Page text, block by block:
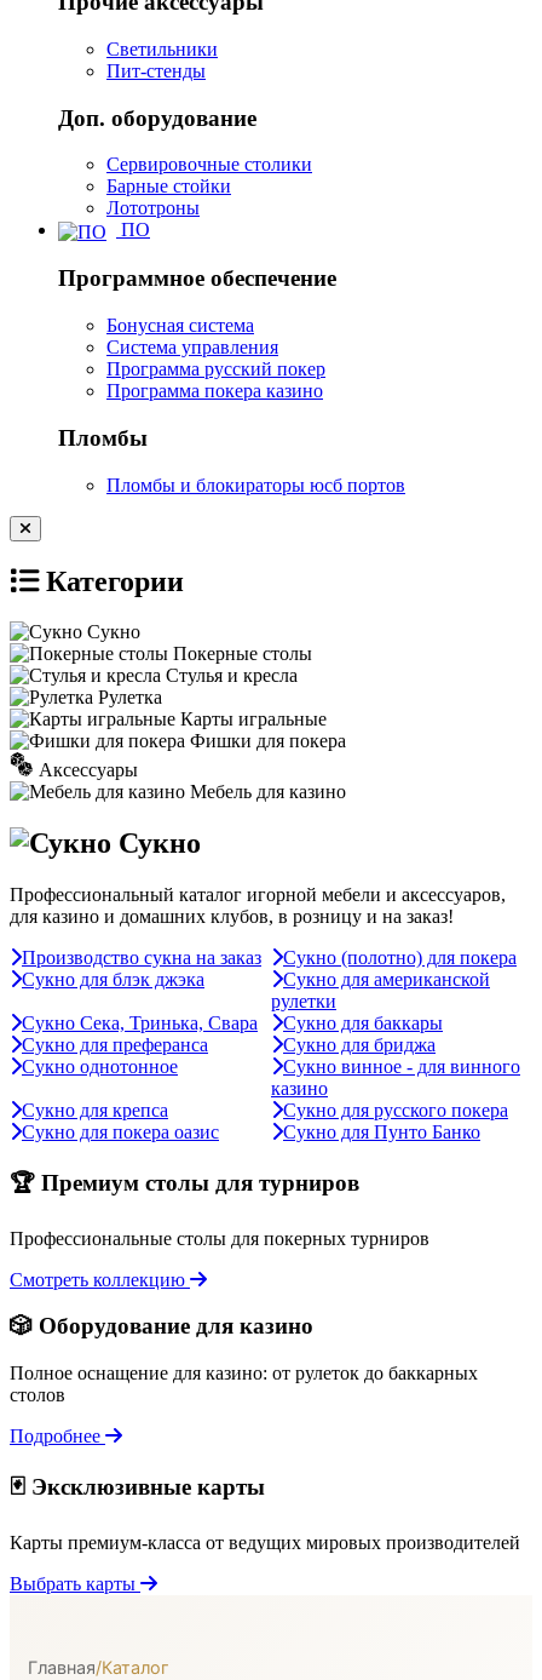
Светильники
Пит-стенды
Доп. оборудование
Сервировочные столики
Барные стойки
Лототроны
ПО
Программное обеспечение
Бонусная система
Система управления
Программа русский покер
Программа покера казино
Пломбы
Пломбы и блокираторы юсб портов
Категории
Сукно
Покерные столы
Стулья и кресла
Рулетка
Карты игральные
Фишки для покера
Аксессуары
Мебель для казино
Сукно
Профессиональный каталог игорной мебели и аксессуаров,
для казино и домашних клубов, в розницу и на заказ!
Производство сукна на заказ
Сукно (полотно) для покера
Сукно для блэк джэка
Сукно для американской
рулетки
Сукно Сека, Тринька, Свара
Сукно для баккары
Сукно для преферанса
Сукно для бриджа
Сукно однотонное
Сукно винное - для винного
казино
Сукно для крепса
Сукно для русского покера
Сукно для покера оазис
Сукно для Пунто Банко
🏆 Премиум столы для турниров
Профессиональные столы для покерных турниров
Смотреть коллекцию
🎲 Оборудование для казино
Полное оснащение для казино: от рулеток до баккарных
столов
Подробнее
🃏 Эксклюзивные карты
Карты премиум-класса от ведущих мировых производителей
Выбрать карты
Главная/Каталог